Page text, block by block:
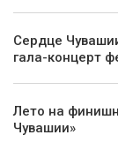
Сердце
гала-концерт
Лето на
Чувашии»